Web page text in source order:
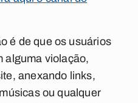
é de que os usuários
alguma violação,
anexando links,
ou qualquer